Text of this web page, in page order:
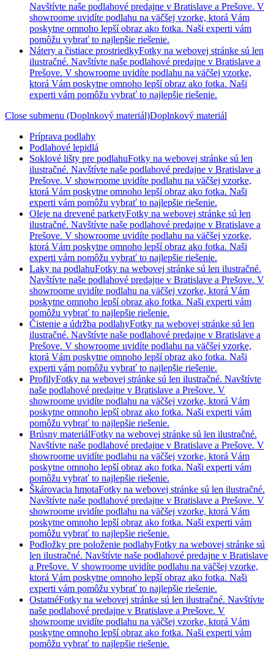
Navštívte naše podlahové predajne v Bratislave a Prešove. V
showroome uvidíte podlahu na väčšej vzorke, ktorá Vám
poskytne omnoho lepší obraz ako fotka. Naši experti vám
pomôžu vybrať to najlepšie riešenie.
Nátery a čistiace prostriedkyFotky na webovej stránke sú len
ilustračné. Navštívte naše podlahové predajne v Bratislave a
Prešove. V showroome uvidíte podlahu na väčšej vzorke,
ktorá Vám poskytne omnoho lepší obraz ako fotka. Naši
experti vám pomôžu vybrať to najlepšie riešenie.
Close submenu (Doplnkový materiál)Doplnkový materiál
Príprava podlahy
Podlahové lepidlá
Soklové lišty pre podlahuFotky na webovej stránke sú len
ilustračné. Navštívte naše podlahové predajne v Bratislave a
Prešove. V showroome uvidíte podlahu na väčšej vzorke,
ktorá Vám poskytne omnoho lepší obraz ako fotka. Naši
experti vám pomôžu vybrať to najlepšie riešenie.
Oleje na drevené parketyFotky na webovej stránke sú len
ilustračné. Navštívte naše podlahové predajne v Bratislave a
Prešove. V showroome uvidíte podlahu na väčšej vzorke,
ktorá Vám poskytne omnoho lepší obraz ako fotka. Naši
experti vám pomôžu vybrať to najlepšie riešenie.
Laky na podlahuFotky na webovej stránke sú len ilustračné.
Navštívte naše podlahové predajne v Bratislave a Prešove. V
showroome uvidíte podlahu na väčšej vzorke, ktorá Vám
poskytne omnoho lepší obraz ako fotka. Naši experti vám
pomôžu vybrať to najlepšie riešenie.
Čistenie a údržba podlahyFotky na webovej stránke sú len
ilustračné. Navštívte naše podlahové predajne v Bratislave a
Prešove. V showroome uvidíte podlahu na väčšej vzorke,
ktorá Vám poskytne omnoho lepší obraz ako fotka. Naši
experti vám pomôžu vybrať to najlepšie riešenie.
ProfilyFotky na webovej stránke sú len ilustračné. Navštívte
naše podlahové predajne v Bratislave a Prešove. V
showroome uvidíte podlahu na väčšej vzorke, ktorá Vám
poskytne omnoho lepší obraz ako fotka. Naši experti vám
pomôžu vybrať to najlepšie riešenie.
Brúsny materiálFotky na webovej stránke sú len ilustračné.
Navštívte naše podlahové predajne v Bratislave a Prešove. V
showroome uvidíte podlahu na väčšej vzorke, ktorá Vám
poskytne omnoho lepší obraz ako fotka. Naši experti vám
pomôžu vybrať to najlepšie riešenie.
Škárovacia hmotaFotky na webovej stránke sú len ilustračné.
Navštívte naše podlahové predajne v Bratislave a Prešove. V
showroome uvidíte podlahu na väčšej vzorke, ktorá Vám
poskytne omnoho lepší obraz ako fotka. Naši experti vám
pomôžu vybrať to najlepšie riešenie.
Podložky pre položenie podlahyFotky na webovej stránke sú
len ilustračné. Navštívte naše podlahové predajne v Bratislave
a Prešove. V showroome uvidíte podlahu na väčšej vzorke,
ktorá Vám poskytne omnoho lepší obraz ako fotka. Naši
experti vám pomôžu vybrať to najlepšie riešenie.
OstatnéFotky na webovej stránke sú len ilustračné. Navštívte
naše podlahové predajne v Bratislave a Prešove. V
showroome uvidíte podlahu na väčšej vzorke, ktorá Vám
poskytne omnoho lepší obraz ako fotka. Naši experti vám
pomôžu vybrať to najlepšie riešenie.